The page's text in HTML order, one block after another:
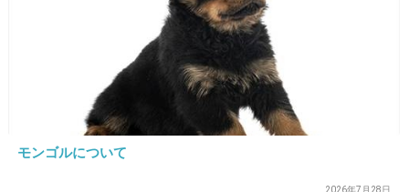
2018/11/16(金) 11:13:39
野村の所属事務所のアミューズは野村を干すこ
とはしない代わりに（中国との関係で）こうい
った誰が見るのかわからない作品や深夜ドラマ
に細々と仕事入れてあげて大規模な作品には使
モンゴルについて
2026年7月28日